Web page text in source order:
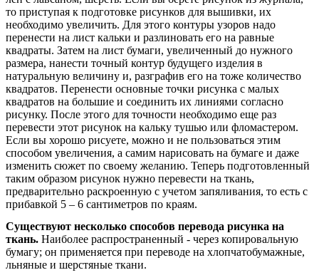
то приступая к подготовке рисунков для вышивки, их
необходимо увеличить. Для этого контуры узоров надо
перенести на лист кальки и разлиновать его на равные
квадраты. Затем на лист бумаги, увеличенный до нужного
размера, нанести точный контур будущего изделия в
натуральную величину и, разграфив его на тоже количество
квадратов. Перенести основные точки рисунка с малых
квадратов на большие и соединить их линиями согласно
рисунку. После этого для точности необходимо еще раз
перевести этот рисунок на кальку тушью или фломастером.
Если вы хорошо рисуете, можно и не пользоваться этим
способом увеличения, а самим нарисовать на бумаге и даже
изменить сюжет по своему желанию. Теперь подготовленный
таким образом рисунок нужно перевести на ткань,
предварительно раскроенную с учетом запяливания, то есть с
прибавкой 5 – 6 сантиметров по краям.
Существуют несколько способов перевода рисунка на
ткань. Наиболее распространенный - через копировальную
бумагу; он применяется при переводе на хлопчатобумажные,
льняные и шерстяные ткани.